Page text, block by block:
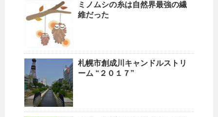
ミノムシの糸は自然界最強の繊
維だった
札幌市創成川キャンドルストリ
ーム “２０１７”